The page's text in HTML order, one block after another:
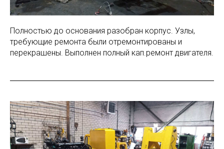
Полностью до основания разобран корпус. Узлы,
требующие ремонта были отремонтированы и
перекрашены. Выполнен полный кап.ремонт двигателя.